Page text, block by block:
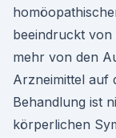
beeindruckt
mehr von den
Arzneimittel auf
Behandlung ist
körperlichen